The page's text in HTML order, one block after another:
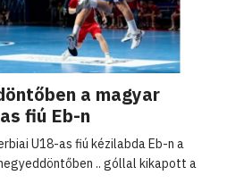
a magyar
fiú Eb-n
U18-as fiú kézilabda Eb-n a
.. góllal kikapott a